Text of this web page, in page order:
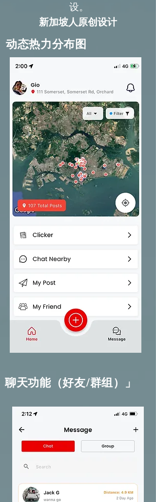
设。
新加坡人原创设计
动态热力分布图
聊天功能（好友/群组）」